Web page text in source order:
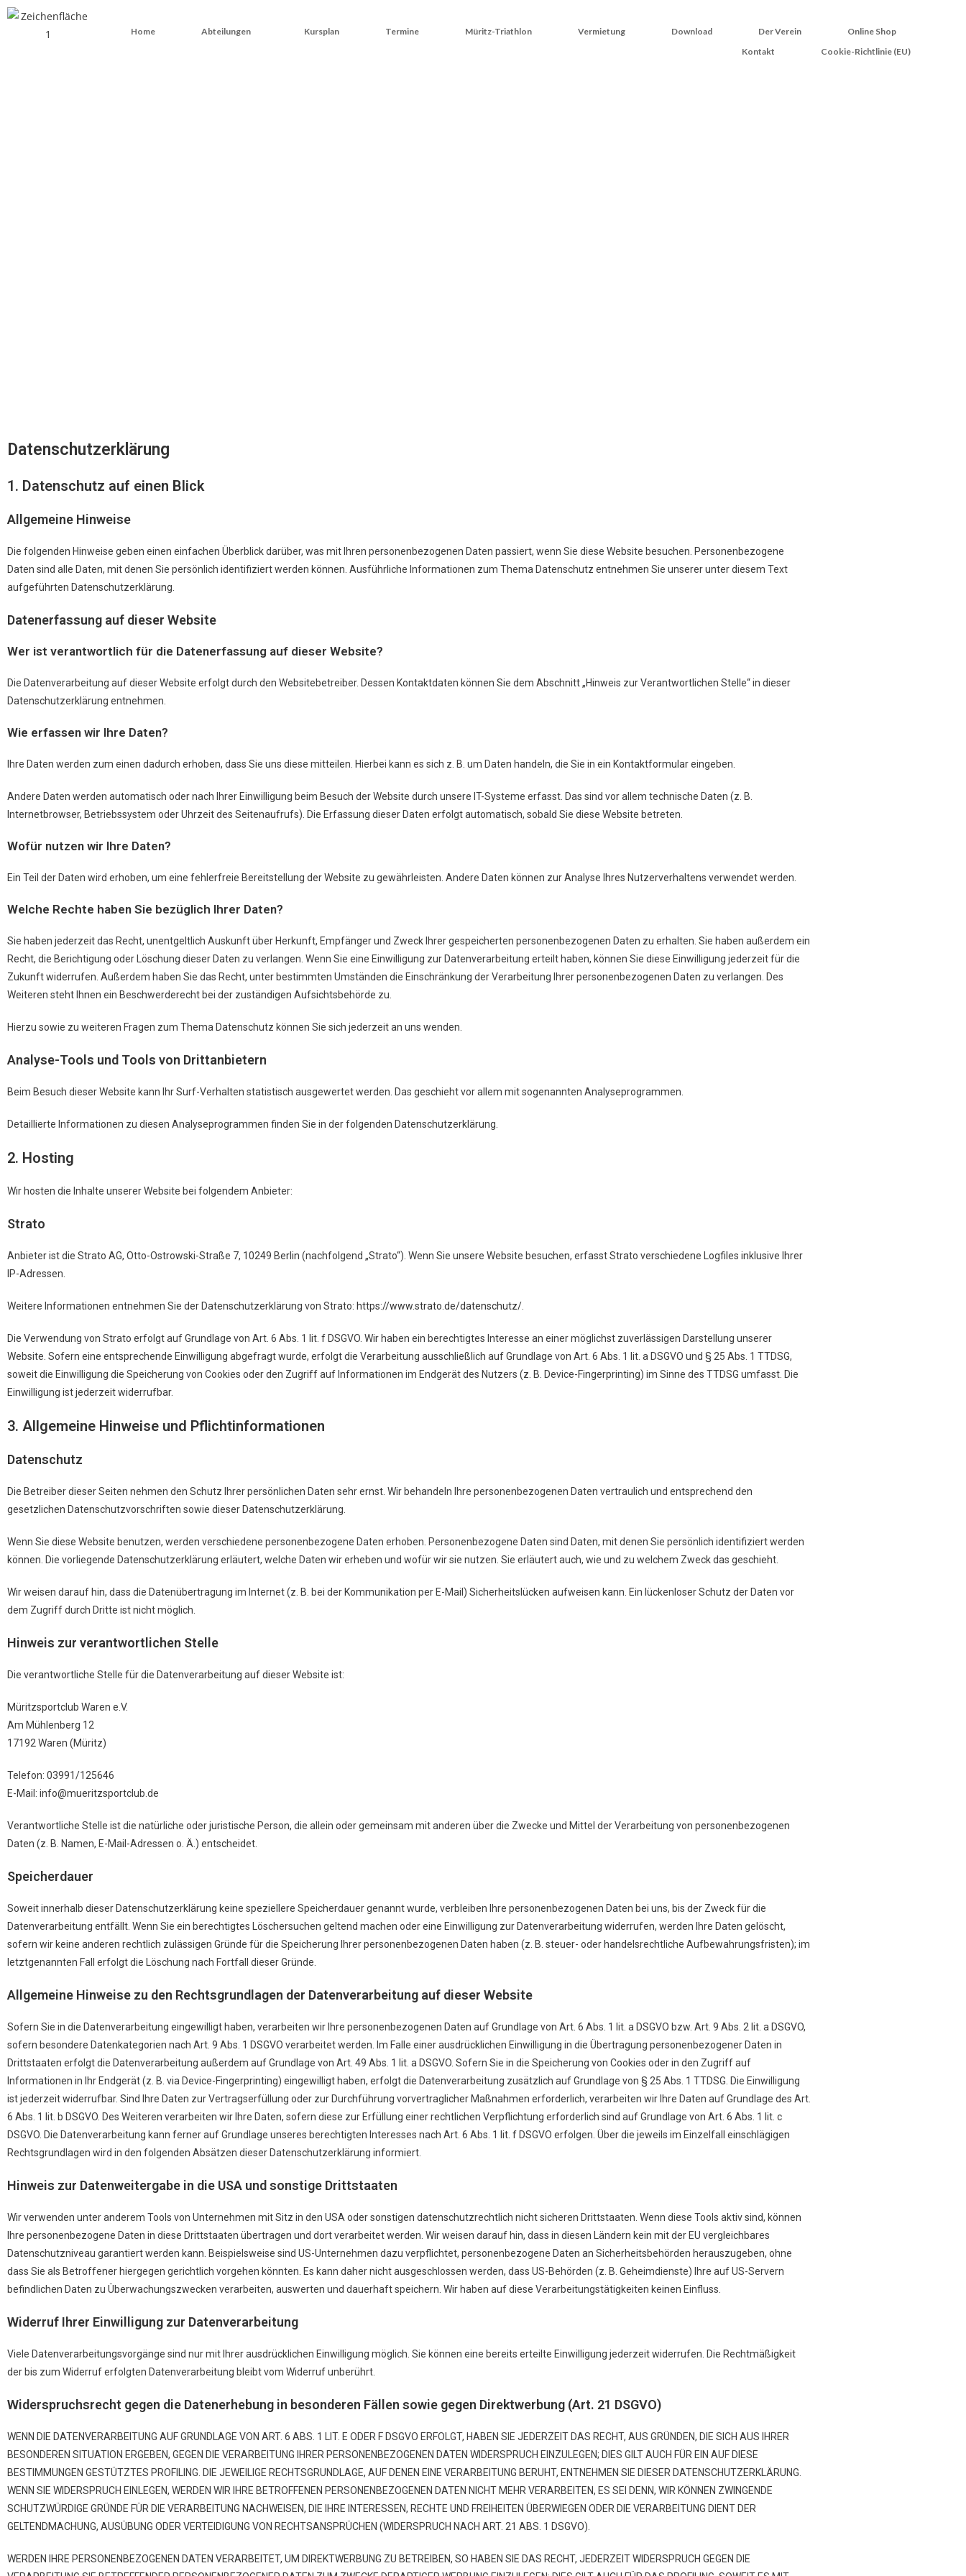
Home Abteilungen Kursplan Termine Müritz-Triathlon Vermietung Download Der Verein
Online Shop
Kontakt
Cookie-Richtlinie (EU)
Datenschutz­erklärung
1. Datenschutz auf einen Blick
Allgemeine Hinweise
Die folgenden Hinweise geben einen einfachen Überblick darüber, was mit Ihren personenbezogenen Daten passiert, wenn Sie diese Website besuchen. Personenbezogene
Daten sind alle Daten, mit denen Sie persönlich identifiziert werden können. Ausführliche Informationen zum Thema Datenschutz entnehmen Sie unserer unter diesem Text
aufgeführten Datenschutzerklärung.
Datenerfassung auf dieser Website
Wer ist verantwortlich für die Datenerfassung auf dieser Website?
Die Datenverarbeitung auf dieser Website erfolgt durch den Websitebetreiber. Dessen Kontaktdaten können Sie dem Abschnitt „Hinweis zur Verantwortlichen Stelle“ in dieser
Datenschutzerklärung entnehmen.
Wie erfassen wir Ihre Daten?
Ihre Daten werden zum einen dadurch erhoben, dass Sie uns diese mitteilen. Hierbei kann es sich z. B. um Daten handeln, die Sie in ein Kontaktformular eingeben.
Andere Daten werden automatisch oder nach Ihrer Einwilligung beim Besuch der Website durch unsere IT-Systeme erfasst. Das sind vor allem technische Daten (z. B.
Internetbrowser, Betriebssystem oder Uhrzeit des Seitenaufrufs). Die Erfassung dieser Daten erfolgt automatisch, sobald Sie diese Website betreten.
Wofür nutzen wir Ihre Daten?
Ein Teil der Daten wird erhoben, um eine fehlerfreie Bereitstellung der Website zu gewährleisten. Andere Daten können zur Analyse Ihres Nutzerverhaltens verwendet werden.
Welche Rechte haben Sie bezüglich Ihrer Daten?
Sie haben jederzeit das Recht, unentgeltlich Auskunft über Herkunft, Empfänger und Zweck Ihrer gespeicherten personenbezogenen Daten zu erhalten. Sie haben außerdem ein
Recht, die Berichtigung oder Löschung dieser Daten zu verlangen. Wenn Sie eine Einwilligung zur Datenverarbeitung erteilt haben, können Sie diese Einwilligung jederzeit für die
Zukunft widerrufen. Außerdem haben Sie das Recht, unter bestimmten Umständen die Einschränkung der Verarbeitung Ihrer personenbezogenen Daten zu verlangen. Des
Weiteren steht Ihnen ein Beschwerderecht bei der zuständigen Aufsichtsbehörde zu.
Hierzu sowie zu weiteren Fragen zum Thema Datenschutz können Sie sich jederzeit an uns wenden.
Analyse-Tools und Tools von Dritt­anbietern
Beim Besuch dieser Website kann Ihr Surf-Verhalten statistisch ausgewertet werden. Das geschieht vor allem mit sogenannten Analyseprogrammen.
Detaillierte Informationen zu diesen Analyseprogrammen finden Sie in der folgenden Datenschutzerklärung.
2. Hosting
Wir hosten die Inhalte unserer Website bei folgendem Anbieter:
Strato
Anbieter ist die Strato AG, Otto-Ostrowski-Straße 7, 10249 Berlin (nachfolgend „Strato“). Wenn Sie unsere Website besuchen, erfasst Strato verschiedene Logfiles inklusive Ihrer
IP-Adressen.
Weitere Informationen entnehmen Sie der Datenschutzerklärung von Strato: https://www.strato.de/datenschutz/
Die Verwendung von Strato erfolgt auf Grundlage von Art. 6 Abs. 1 lit. f DSGVO. Wir haben ein berechtigtes Interesse an einer möglichst zuverlässigen Darstellung unserer
Website. Sofern eine entsprechende Einwilligung abgefragt wurde, erfolgt die Verarbeitung ausschließlich auf Grundlage von Art. 6 Abs. 1 lit. a DSGVO und § 25 Abs. 1 TTDSG,
soweit die Einwilligung die Speicherung von Cookies oder den Zugriff auf Informationen im Endgerät des Nutzers (z. B. Device-Fingerprinting) im Sinne des TTDSG umfasst. Die
Einwilligung ist jederzeit widerrufbar.
3. Allgemeine Hinweise und Pflicht­informationen
Datenschutz
Die Betreiber dieser Seiten nehmen den Schutz Ihrer persönlichen Daten sehr ernst. Wir behandeln Ihre personenbezogenen Daten vertraulich und entsprechend den
gesetzlichen Datenschutzvorschriften sowie dieser Datenschutzerklärung.
Wenn Sie diese Website benutzen, werden verschiedene personenbezogene Daten erhoben. Personenbezogene Daten sind Daten, mit denen Sie persönlich identifiziert werden
können. Die vorliegende Datenschutzerklärung erläutert, welche Daten wir erheben und wofür wir sie nutzen. Sie erläutert auch, wie und zu welchem Zweck das geschieht.
Wir weisen darauf hin, dass die Datenübertragung im Internet (z. B. bei der Kommunikation per E-Mail) Sicherheitslücken aufweisen kann. Ein lückenloser Schutz der Daten vor
dem Zugriff durch Dritte ist nicht möglich.
Hinweis zur verantwortlichen Stelle
Die verantwortliche Stelle für die Datenverarbeitung auf dieser Website ist:
Müritzsportclub Waren e.V.
Am Mühlenberg 12
17192 Waren (Müritz)
Telefon: 03991/125646
E-Mail: info@mueritzsportclub.de
Verantwortliche Stelle ist die natürliche oder juristische Person, die allein oder gemeinsam mit anderen über die Zwecke und Mittel der Verarbeitung von personenbezogenen
Daten (z. B. Namen, E-Mail-Adressen o. Ä.) entscheidet.
Speicherdauer
Soweit innerhalb dieser Datenschutzerklärung keine speziellere Speicherdauer genannt wurde, verbleiben Ihre personenbezogenen Daten bei uns, bis der Zweck für die
Datenverarbeitung entfällt. Wenn Sie ein berechtigtes Löschersuchen geltend machen oder eine Einwilligung zur Datenverarbeitung widerrufen, werden Ihre Daten gelöscht,
sofern wir keine anderen rechtlich zulässigen Gründe für die Speicherung Ihrer personenbezogenen Daten haben (z. B. steuer- oder handelsrechtliche Aufbewahrungsfristen); im
letztgenannten Fall erfolgt die Löschung nach Fortfall dieser Gründe.
Allgemeine Hinweise zu den Rechtsgrundlagen der Datenverarbeitung auf dieser Website
Sofern Sie in die Datenverarbeitung eingewilligt haben, verarbeiten wir Ihre personenbezogenen Daten auf Grundlage von Art. 6 Abs. 1 lit. a DSGVO bzw. Art. 9 Abs. 2 lit. a DSGVO,
sofern besondere Datenkategorien nach Art. 9 Abs. 1 DSGVO verarbeitet werden. Im Falle einer ausdrücklichen Einwilligung in die Übertragung personenbezogener Daten in
Drittstaaten erfolgt die Datenverarbeitung außerdem auf Grundlage von Art. 49 Abs. 1 lit. a DSGVO. Sofern Sie in die Speicherung von Cookies oder in den Zugriff auf
Informationen in Ihr Endgerät (z. B. via Device-Fingerprinting) eingewilligt haben, erfolgt die Datenverarbeitung zusätzlich auf Grundlage von § 25 Abs. 1 TTDSG. Die Einwilligung
ist jederzeit widerrufbar. Sind Ihre Daten zur Vertragserfüllung oder zur Durchführung vorvertraglicher Maßnahmen erforderlich, verarbeiten wir Ihre Daten auf Grundlage des Art.
6 Abs. 1 lit. b DSGVO. Des Weiteren verarbeiten wir Ihre Daten, sofern diese zur Erfüllung einer rechtlichen Verpflichtung erforderlich sind auf Grundlage von Art. 6 Abs. 1 lit. c
DSGVO. Die Datenverarbeitung kann ferner auf Grundlage unseres berechtigten Interesses nach Art. 6 Abs. 1 lit. f DSGVO erfolgen. Über die jeweils im Einzelfall einschlägigen
Rechtsgrundlagen wird in den folgenden Absätzen dieser Datenschutzerklärung informiert.
Hinweis zur Datenweitergabe in die USA und sonstige Drittstaaten
Wir verwenden unter anderem Tools von Unternehmen mit Sitz in den USA oder sonstigen datenschutzrechtlich nicht sicheren Drittstaaten. Wenn diese Tools aktiv sind, können
Ihre personenbezogene Daten in diese Drittstaaten übertragen und dort verarbeitet werden. Wir weisen darauf hin, dass in diesen Ländern kein mit der EU vergleichbares
Datenschutzniveau garantiert werden kann. Beispielsweise sind US-Unternehmen dazu verpflichtet, personenbezogene Daten an Sicherheitsbehörden herauszugeben, ohne
dass Sie als Betroffener hiergegen gerichtlich vorgehen könnten. Es kann daher nicht ausgeschlossen werden, dass US-Behörden (z. B. Geheimdienste) Ihre auf US-Servern
befindlichen Daten zu Überwachungszwecken verarbeiten, auswerten und dauerhaft speichern. Wir haben auf diese Verarbeitungstätigkeiten keinen Einfluss.
Widerruf Ihrer Einwilligung zur Datenverarbeitung
Viele Datenverarbeitungsvorgänge sind nur mit Ihrer ausdrücklichen Einwilligung möglich. Sie können eine bereits erteilte Einwilligung jederzeit widerrufen. Die Rechtmäßigkeit
der bis zum Widerruf erfolgten Datenverarbeitung bleibt vom Widerruf unberührt.
Widerspruchsrecht gegen die Datenerhebung in besonderen Fällen sowie gegen Direktwerbung (Art. 21 DSGVO)
WENN DIE DATENVERARBEITUNG AUF GRUNDLAGE VON ART. 6 ABS. 1 LIT. E ODER F DSGVO ERFOLGT, HABEN SIE JEDERZEIT DAS RECHT, AUS GRÜNDEN, DIE SICH AUS IHRER
BESONDEREN SITUATION ERGEBEN, GEGEN DIE VERARBEITUNG IHRER PERSONENBEZOGENEN DATEN WIDERSPRUCH EINZULEGEN; DIES GILT AUCH FÜR EIN AUF DIESE
BESTIMMUNGEN GESTÜTZTES PROFILING. DIE JEWEILIGE RECHTSGRUNDLAGE, AUF DENEN EINE VERARBEITUNG BERUHT, ENTNEHMEN SIE DIESER DATENSCHUTZERKLÄRUNG.
WENN SIE WIDERSPRUCH EINLEGEN, WERDEN WIR IHRE BETROFFENEN PERSONENBEZOGENEN DATEN NICHT MEHR VERARBEITEN, ES SEI DENN, WIR KÖNNEN ZWINGENDE
SCHUTZWÜRDIGE GRÜNDE FÜR DIE VERARBEITUNG NACHWEISEN, DIE IHRE INTERESSEN, RECHTE UND FREIHEITEN ÜBERWIEGEN ODER DIE VERARBEITUNG DIENT DER
GELTENDMACHUNG, AUSÜBUNG ODER VERTEIDIGUNG VON RECHTSANSPRÜCHEN (WIDERSPRUCH NACH ART. 21 ABS. 1 DSGVO).
WERDEN IHRE PERSONENBEZOGENEN DATEN VERARBEITET, UM DIREKTWERBUNG ZU BETREIBEN, SO HABEN SIE DAS RECHT, JEDERZEIT WIDERSPRUCH GEGEN DIE